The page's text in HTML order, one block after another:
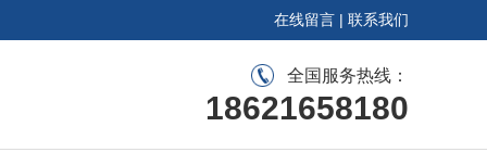
在线留言 | 联系我们
全国服务热线：
18621658180